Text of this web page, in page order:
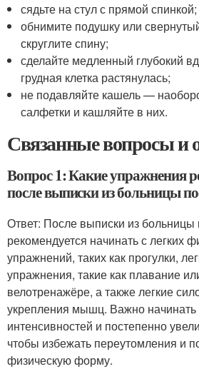
сядьте на стул с прямой спинкой;
обнимите подушку или
скруглите спину;
сделайте медленный глубокий
грудная клетка растянулась;
не подавляйте кашель —
салфетки и кашляйте в них.
Связанные вопросы и
Вопрос 1: Какие упражнения
после выписки из больницы
Ответ: После выписки из больницы
рекомендуется начинать с легких
упражнений, таких как прогулки,
упражнения, такие как плавание
велотренажёре, а также легкие
укрепления мышц. Важно начинать
интенсивностей и постепенно
чтобы избежать переутомления и
физическую форму.